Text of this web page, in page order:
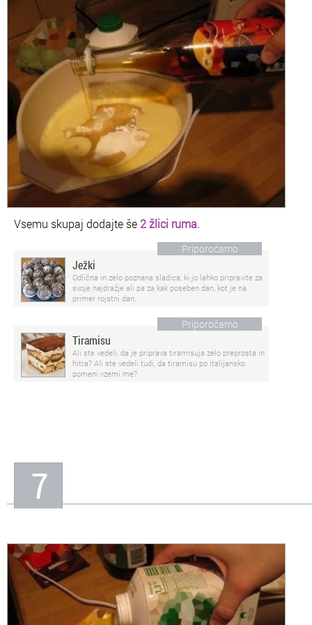
Vsemu skupaj dodajte še 2 žlici ruma.
Priporočamo
Ježki
Odlična in zelo poznana sladica, ki jo lahko pripravite za
svoje najdražje ali pa za kak poseben dan, kot je na
primer rojstni dan.
Priporočamo
Tiramisu
Ali ste vedeli, da je priprava tiramisuja zelo preprosta in
hitra? Ali ste vedeli tudi, da tiramisu po italijansko
pomeni vzemi me?
7